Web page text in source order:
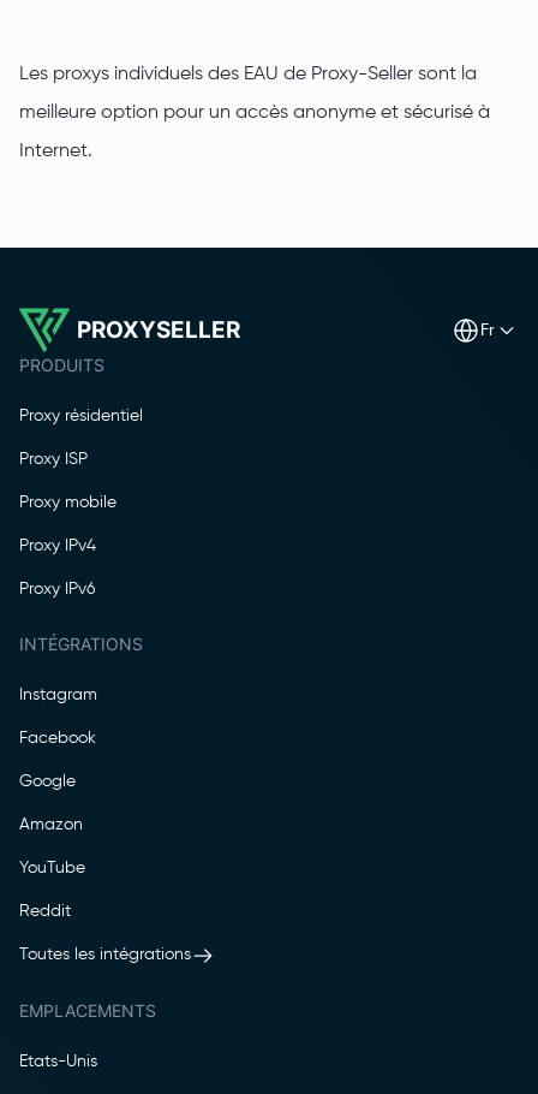
Les proxys individuels des EAU de Proxy-Seller sont la
meilleure option pour un accès anonyme et sécurisé à
Internet.
PROXYSELLER fr
PRODUITS
Proxy résidentiel
Proxy ISP
Proxy mobile
Proxy IPv4
Proxy IPv6
INTÉGRATIONS
Instagram
Facebook
Google
Amazon
YouTube
Reddit
Toutes les intégrations
EMPLACEMENTS
Etats-Unis